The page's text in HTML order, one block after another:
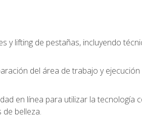
y lifting de pestañas, incluyendo
del área de trabajo y
en línea para utilizar la
belleza.